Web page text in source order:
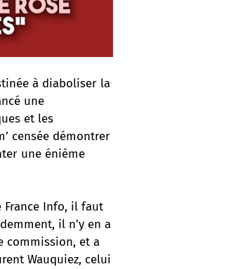
à diaboliser la
une
et les
censée démontrer
une énième
France Info, il faut
il n’y en a
commission, et a
Wauquiez, celui